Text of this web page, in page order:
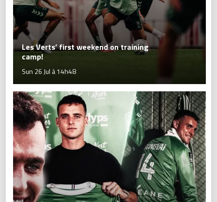
Les Verts’ first weekend on training
camp!
Sun 26 Jul à 14h48